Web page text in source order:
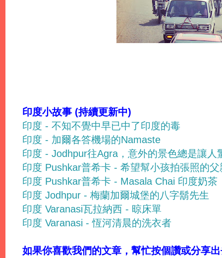
印度小故事 (持續更新中)
印度 - 不知不覺中早已中了印度的毒
印度 - 加爾各答機場的Namaste
印度 - Jodhpur往Agra，意外的景色總是讓人
印度 Pushkar普希卡 - 希望幫小孩拍張照的父
印度 Pushkar普希卡 - Masala Chai 印度奶茶
印度 Jodhpur - 梅蘭加爾城堡的八字鬍先生
印度 Varanasi瓦拉納西 - 晾床單
印度 Varanasi - 恆河清晨的洗衣者
如果你喜歡我們的文章，幫忙按個讚或分享